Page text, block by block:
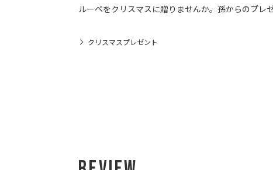
ルーペをクリスマスに贈りませんか。孫からのプレ
クリスマスプレゼント